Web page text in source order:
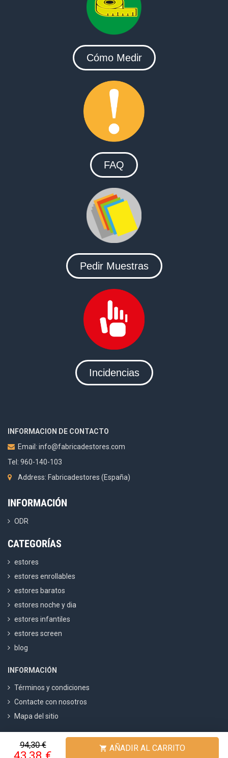
94,30 €  AÑADIR AL CARRITO
Cómo Medir
FAQ
Pedir Muestras
Incidencias
INFORMACION DE CONTACTO
Email: info@fabricadestores.com
Tel: 960-140-103
Address: Fabricadestores (España)
INFORMACIÓN
ODR
CATEGORÍAS
estores
estores enrollables
estores baratos
estores noche y dia
estores infantiles
estores screen
blog
INFORMACIÓN
Términos y condiciones
Contacte con nosotros
Mapa del sitio
Fabricadestores / 5 calculado sobre1500Opiniones